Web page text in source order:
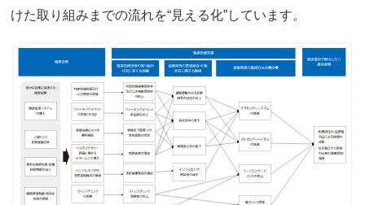
けた取り組みまでの流れを“見える化”しています。